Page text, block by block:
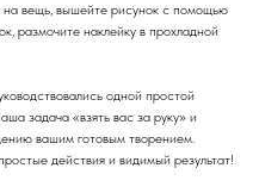
на вещь, вышейте рисунок с помощью
размочите наклейку в прохладной
одной простой
задача «взять вас за руку» и
вашим готовым творением.
действия и видимый результат!